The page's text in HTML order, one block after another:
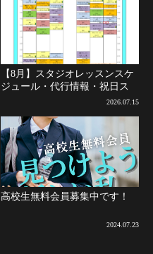
【8月】スタジオレッスンスケ
ジュール・代行情報・祝日ス
ケジュールについて(8月2日更
2026.07.15
高校生無料会員募集中です！
2024.07.23